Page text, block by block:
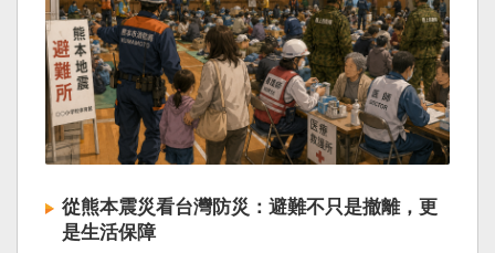
事問題。港媒大做文章，排查二十屆中央委員清
洗了多少人？這為習近平的進一步獨裁和二十一
大續任鋪平道路。據統計，過去一年，已有十九
名中央委員被官方宣布落馬或罷免全國人大代表
職務。另外還有「失蹤」者。總共接近三十人。
領銜的是兩名政治局委員：軍委副主席張又俠與
新疆黨委書記馬興瑞。 軍方還有原中央軍委副主
立、原軍委政治工作部主任苗華、前信息支援部
隊政委李偉、前陸軍司令員李橋、前中央軍委裝
國，八一五這一天成為獨立紀念日及光復節。不
同於有國家歷史的朝鮮，台灣是新興國家，開展
自己國家的歷史。台灣沒有像朝鮮的左右路線競
逐政權，造成內戰形成南韓、北朝分裂國家的歷
史。或許會有左右路線政黨，形塑台灣的國家之
路。 如果一九四五年八一五台灣獨立了，一九四
九年中華人民共和國革命推翻中華民國，中國國
民黨蔣介石政權只能選擇海南島，國共競鬥的歷
史就會是另一種局面，與台灣無關。台灣沒有中
國問題，中國也沒有台灣問題。台灣與中國也不
從熊本震災看台灣防災：避難不只是撤離，更
是生活保障